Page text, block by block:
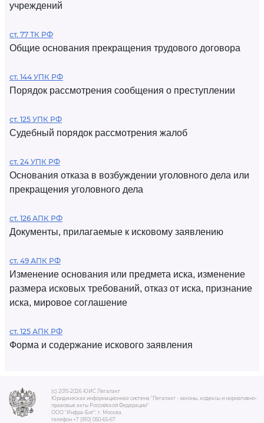
учреждений
ст. 77 ТК РФ
Общие основания прекращения трудового договора
ст. 144 УПК РФ
Порядок рассмотрения сообщения о преступлении
ст. 125 УПК РФ
Судебный порядок рассмотрения жалоб
ст. 24 УПК РФ
Основания отказа в возбуждении уголовного дела или
прекращения уголовного дела
ст. 126 АПК РФ
Документы, прилагаемые к исковому заявлению
ст. 49 АПК РФ
Изменение основания или предмета иска, изменение
размера исковых требований, отказ от иска, признание
иска, мировое соглашение
ст. 125 АПК РФ
Форма и содержание искового заявления
(c) 2015-2026 ЮИС Легалакт
Юридическая информационная система "Легалакт - законы, кодексы и нормативно-
правовые акты Российской Федерации"
ООО "Инфра-Бит", г. Москва.
телефон +7 (910) 050-65-67